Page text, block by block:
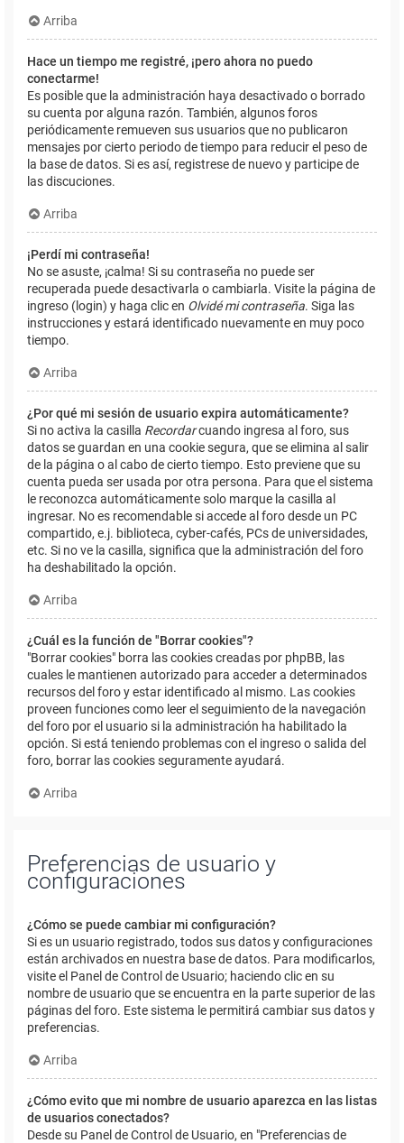
Arriba
Hace un tiempo me registré, ¡pero ahora no puedo
conectarme!
Es posible que la administración haya desactivado o borrado
su cuenta por alguna razón. También, algunos foros
periódicamente remueven sus usuarios que no publicaron
mensajes por cierto periodo de tiempo para reducir el peso de
la base de datos. Si es así, registrese de nuevo y participe de
las discuciones.
Arriba
¡Perdí mi contraseña!
No se asuste, ¡calma! Si su contraseña no puede ser
recuperada puede desactivarla o cambiarla. Visite la página de
ingreso (login) y haga clic en Olvidé mi contraseña. Siga las
instrucciones y estará identificado nuevamente en muy poco
tiempo.
Arriba
¿Por qué mi sesión de usuario expira automáticamente?
Si no activa la casilla Recordarcuando ingresa al foro, sus
datos se guardan en una cookie segura, que se elimina al salir
de la página o al cabo de cierto tiempo. Esto previene que su
cuenta pueda ser usada por otra persona. Para que el sistema
le reconozca automáticamente solo marque la casilla al
ingresar. No es recomendable si accede al foro desde un PC
compartido, e.j. biblioteca, cyber-cafés, PCs de universidades,
etc. Si no ve la casilla, significa que la administración del foro
ha deshabilitado la opción.
Arriba
¿Cuál es la función de "Borrar cookies"?
"Borrar cookies" borra las cookies creadas por phpBB, las
cuales le mantienen autorizado para acceder a determinados
recursos del foro y estar identificado al mismo. Las cookies
proveen funciones como leer el seguimiento de la navegación
del foro por el usuario si la administración ha habilitado la
opción. Si está teniendo problemas con el ingreso o salida del
foro, borrar las cookies seguramente ayudará.
Arriba
Preferencias de usuario y
configuraciones
¿Cómo se puede cambiar mi configuración?
Si es un usuario registrado, todos sus datos y configuraciones
están archivados en nuestra base de datos. Para modificarlos,
visite el Panel de Control de Usuario; haciendo clic en su
nombre de usuario que se encuentra en la parte superior de las
páginas del foro. Este sistema le permitirá cambiar sus datos y
preferencias.
Arriba
¿Cómo evito que mi nombre de usuario aparezca en las listas
de usuarios conectados?
Desde su Panel de Control de Usuario, en "Preferencias de